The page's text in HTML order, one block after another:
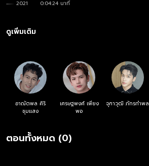
2021
0:04:24 นาที
ดูเพิ่มเติม
อาณัตพล ศิริ
ชุมแสง
เศรษฐพงศ์ เพียง
พอ
จุฑาวุฒิ ภัทรกำพล
ตอนทั้งหมด (0)